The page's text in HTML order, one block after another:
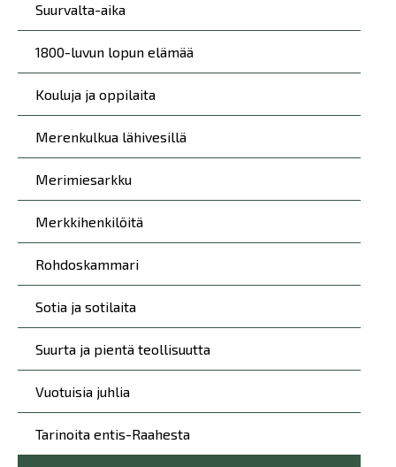
Suurvalta-aika
1800-luvun lopun elämää
Kouluja ja oppilaita
Merenkulkua lähivesillä
Merimiesarkku
Merkkihenkilöitä
Rohdoskammari
Sotia ja sotilaita
Suurta ja pientä teollisuutta
Vuotuisia juhlia
Tarinoita entis-Raahesta